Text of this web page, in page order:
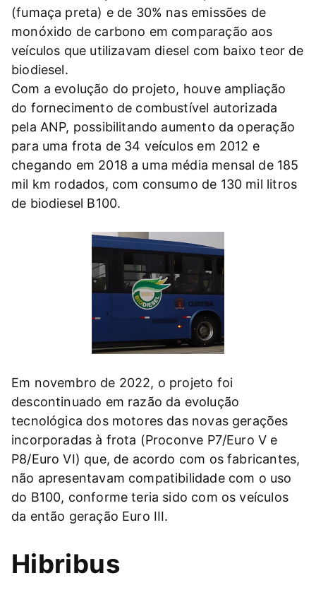
(fumaça preta) e de 30% nas emissões de
monóxido de carbono em comparação aos
veículos que utilizavam diesel com baixo teor de
biodiesel.
Com a evolução do projeto, houve ampliação
do fornecimento de combustível autorizada
pela ANP, possibilitando aumento da operação
para uma frota de 34 veículos em 2012 e
chegando em 2018 a uma média mensal de 185
mil km rodados, com consumo de 130 mil litros
de biodiesel B100.
Em novembro de 2022, o projeto foi
descontinuado em razão da evolução
tecnológica dos motores das novas gerações
incorporadas à frota (Proconve P7/Euro V e
P8/Euro VI) que, de acordo com os fabricantes,
não apresentavam compatibilidade com o uso
do B100, conforme teria sido com os veículos
da então geração Euro III.
Hibribus